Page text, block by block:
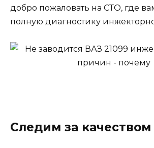
добро пожаловать на СТО, где
полную диагностику
Следим за качеством